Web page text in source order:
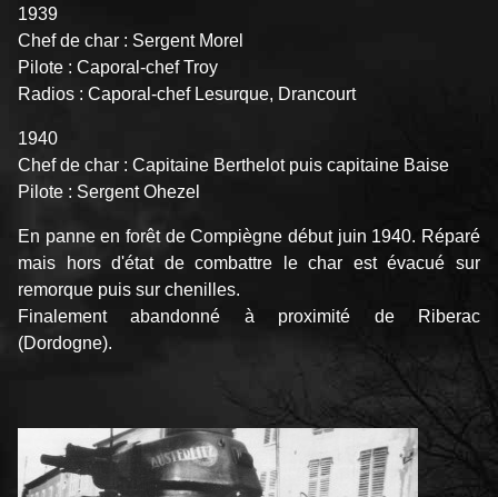
1939
Chef de char : Sergent Morel
Pilote : Caporal-chef Troy
Radios : Caporal-chef Lesurque, Drancourt
1940
Chef de char : Capitaine Berthelot puis capitaine Baise
Pilote : Sergent Ohezel
En panne en forêt de Compiègne début juin 1940. Réparé
mais hors d'état de combattre le char est évacué sur
remorque puis sur chenilles.
Finalement abandonné à proximité de Riberac
(Dordogne).